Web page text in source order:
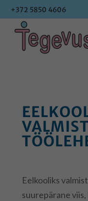
+372 5850 4606
+372 5850 4606
Eelkooliks
suurepärane